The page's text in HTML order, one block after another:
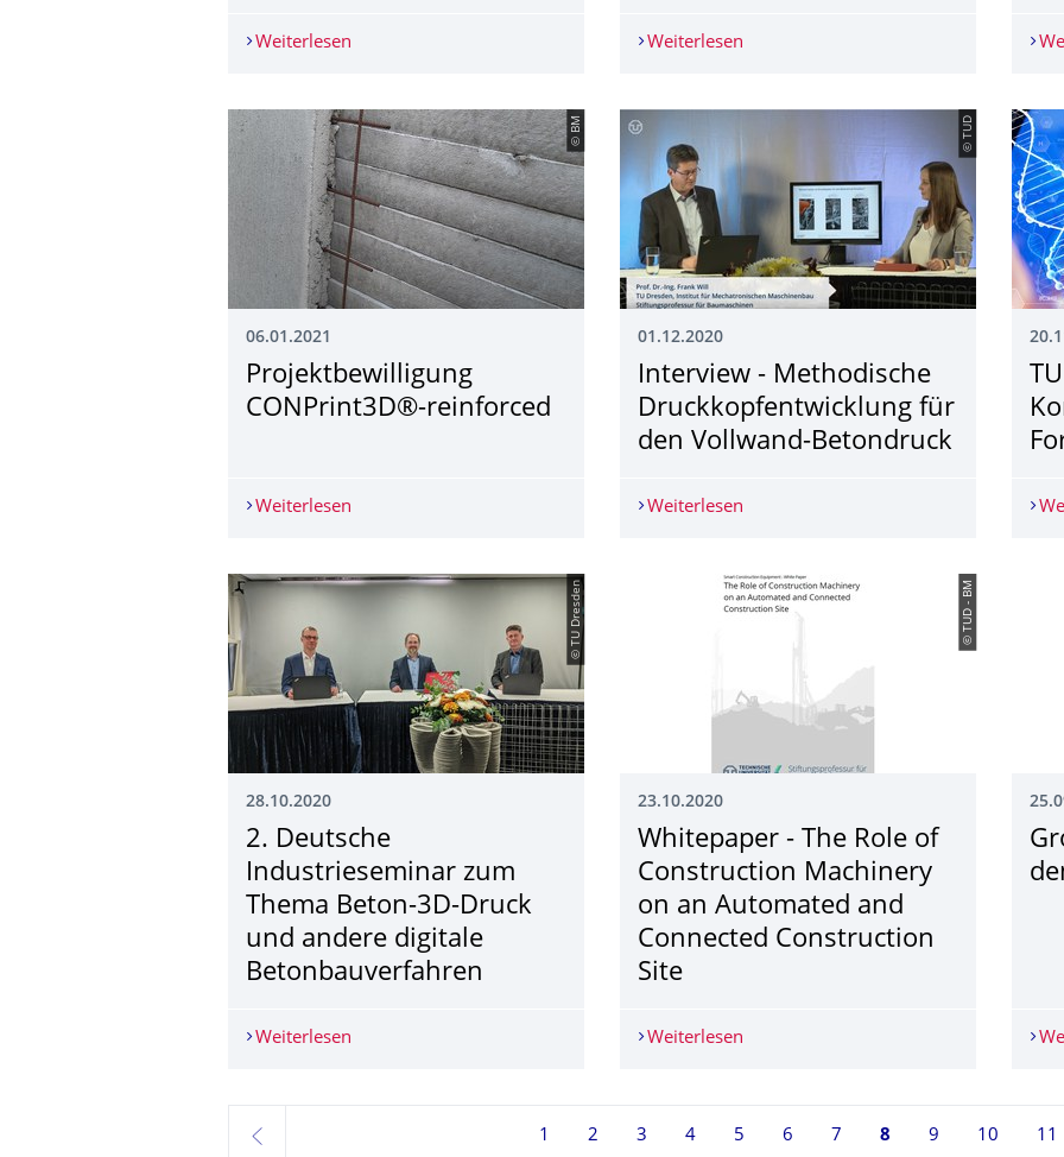
Weiterlesen Anlieferung Versuchsträger "Bauen 4.0"Weiterlesen
© BM
06.01.2021
Projektbewilligung
CONPrint3D®-reinforced
Weiterlesen Projektbewilligung CONPrint3D®-reinforced
© TUD
01.12.2020
Interview - Methodische
Druckkopfentwick­lung für
den Vollwand-Betondruck
Weiterlesen Interview - Methodische
© TU Dresden
28.10.2020
2. Deutsche
Industriesemi­nar zum
Thema Beton-3D-Druck
und andere digitale
Betonbauverfah­ren
Weiterlesen 2. Deutsche Industriesemi­nar zum Thema Beton-3D-Druck und andere digitale
© TUD - BM
23.10.2020
Whitepaper - The Role of
Construction Machinery
on an Automated and
Connected Construction
Site
Weiterlesen Whitepaper - The Role of
zurück
1 2 3 4 5 6 7 Seite 8, aktuell
8 9 10 11